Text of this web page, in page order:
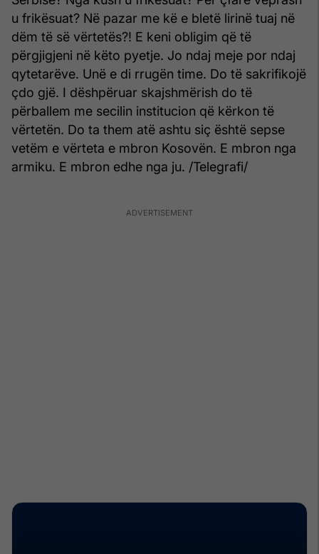
u frikësuat? Në pazar me kë e bletë lirinë tuaj në
dëm të së vërtetës?! E keni obligim që të
përgjigjeni në këto pyetje. Jo ndaj meje por ndaj
qytetarëve. Unë e di rrugën time. Do të sakrifikojë
çdo gjë. I dëshpëruar skajshmërish do të
përballem me secilin institucion që kërkon të
vërtetën. Do ta them atë ashtu siç është sepse
vetëm e vërteta e mbron Kosovën. E mbron nga
armiku. E mbron edhe nga ju. /Telegrafi/